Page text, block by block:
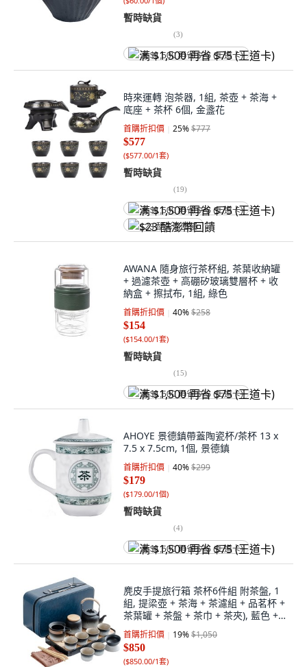
暫時缺貨
(3)
满 $1,500 再省 $75 (王道卡)
時來運轉 泡茶器, 1組, 茶壺 + 茶海 +
底座 + 茶杯 6個, 金盞花
首購折扣價 25%$777
$577
($577.00/1套)
暫時缺貨
(19)
满 $1,500 再省 $75 (王道卡)
$23 酷澎幣回饋
AWANA 隨身旅行茶杯組, 茶葉收納罐
+ 過濾茶壺 + 高硼矽玻璃雙層杯 + 收
納盒 + 擦拭布, 1組, 綠色
首購折扣價 40%$258
$154
($154.00/1套)
暫時缺貨
(15)
满 $1,500 再省 $75 (王道卡)
AHOYE 景德鎮帶蓋陶瓷杯/茶杯 13 x
7.5 x 7.5cm, 1個, 景德鎮
首購折扣價 40%$299
$179
($179.00/1個)
暫時缺貨
(4)
满 $1,500 再省 $75 (王道卡)
麂皮手提旅行箱 茶杯6件組 附茶盤, 1
組, 提梁壺 + 茶海 + 茶濾組 + 品茗杯 +
茶葉罐 + 茶盤 + 茶巾 + 茶夾), 藍色 +
黑色漸層
首購折扣價 19%$1,050
$850
($850.00/1套)